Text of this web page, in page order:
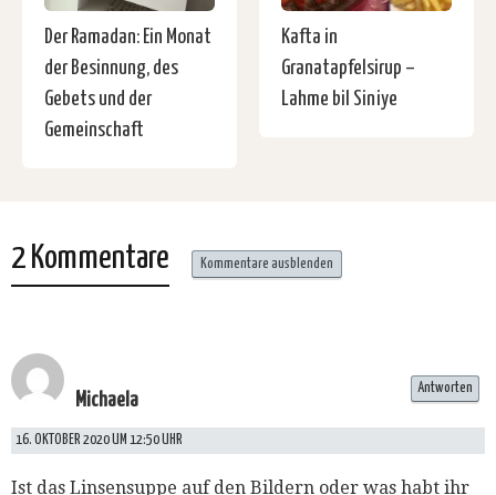
Der Ramadan: Ein Monat
der Besinnung, des
Gebets und der
Gemeinschaft
Kafta in
Granatapfelsirup –
Lahme bil Siniye
2 Kommentare Kommentare ausblenden
Michaela
16. OKTOBER 2020 UM 12:50 UHR
Ist das Linsensuppe auf den Bildern oder was habt ihr
Antworten